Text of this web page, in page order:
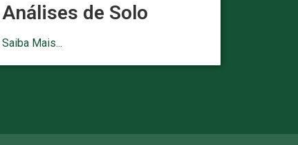
Análises de Solo
Saiba Mais...